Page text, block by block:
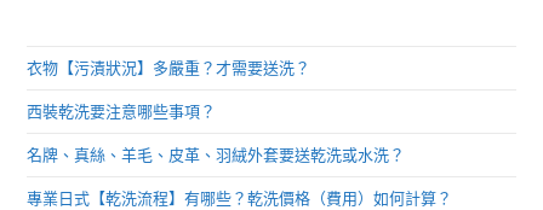
衣物【污漬狀況】多嚴重？才需要送洗？
西裝乾洗要注意哪些事項？
名牌、真絲、羊毛、皮革、羽絨外套要送乾洗或水洗？
專業日式【乾洗流程】有哪些？乾洗價格（費用）如何計算？